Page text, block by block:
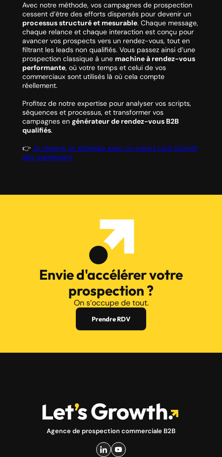
Avec notre méthode, vos campagnes de prospection
cessent d’être des efforts dispersés pour devenir un
processus structuré et mesurable. Chaque message,
chaque relance et chaque interaction est conçu pour
avancer vos prospects vers un rendez-vous, tout en
filtrant les leads non qualifiés. Vous passez ainsi d’une
prospection classique à une machine à rendez-vous
performante, où votre temps et celui de vos
commerciaux sont utilisés là où cela compte
réellement.
Profitez de notre expertise pour analyser vos scripts,
séquences et processus, et transformer vos
campagnes en générateur de rendez-vous B2B
qualifiés.
👉 Je réserve un échange avec un expert Let’s Growth
dès maintenant
Envie d'accélérer votre
prospection ?
On s’occupe de tout.
Prendre RDV
Agence de prospection commerciale B2B